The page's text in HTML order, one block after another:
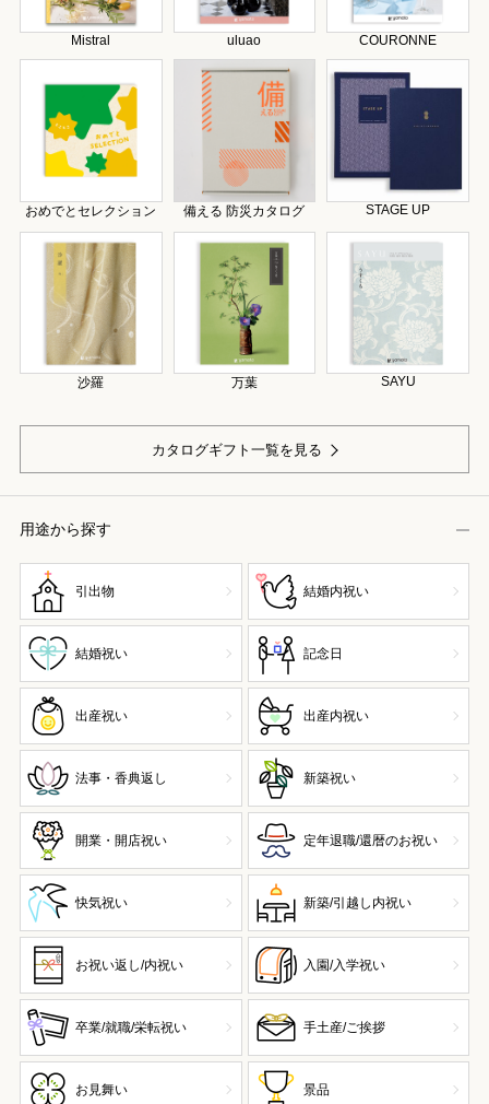
Mistral uluao COURONNE
おめでとセレクション 備える 防災カタログ STAGE UP
沙羅 万葉 SAYU
カタログギフト一覧を見る
用途から探す
引出物 結婚内祝い
結婚祝い 記念日
出産祝い 出産内祝い
法事・香典返し 新築祝い
開業・開店祝い 定年退職/還暦のお祝い
快気祝い 新築/引越し内祝い
お祝い返し/内祝い 入園/入学祝い
卒業/就職/栄転祝い 手土産/ご挨拶
お見舞い 景品